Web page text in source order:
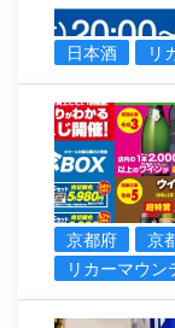
日本酒
リ
京都府
京
リカーマウン